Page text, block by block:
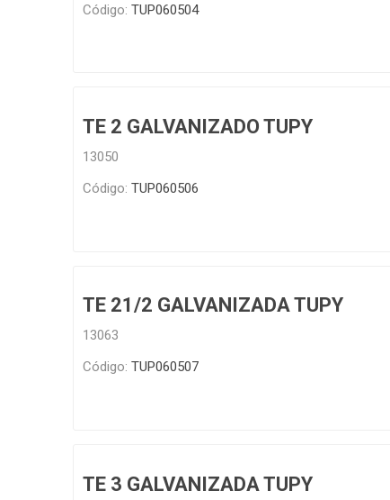
Código: TUP060504
TE 2 GALVANIZADO TUPY
13050
Código: TUP060506
TE 21/2 GALVANIZADA TUPY
13063
Código: TUP060507
TE 3 GALVANIZADA TUPY